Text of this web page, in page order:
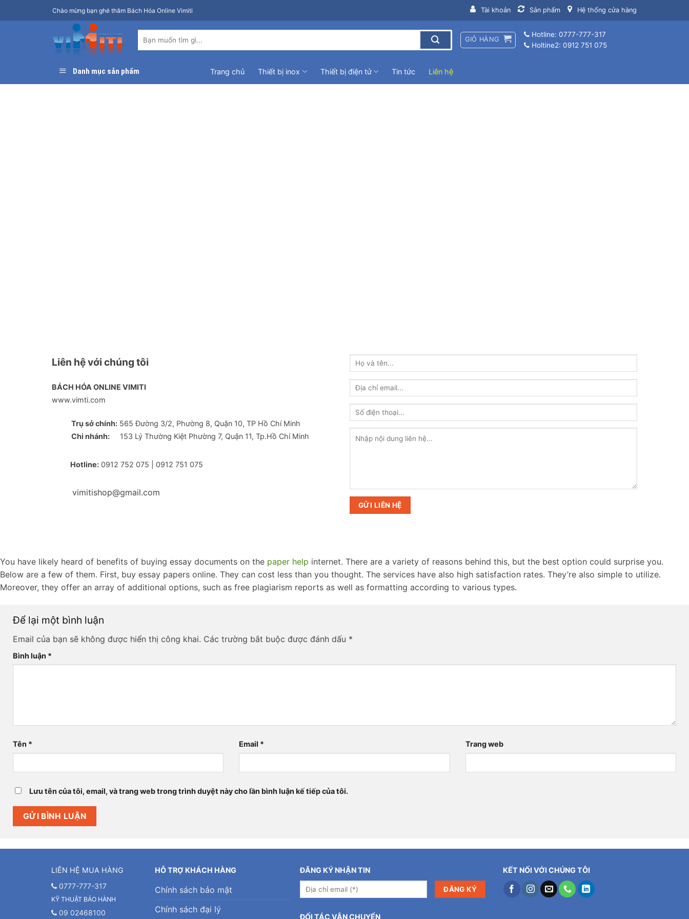
qua
Chào mừng bạn ghé thăm Bách Hóa Online Vimiti Tài khoản Sản phẩm Hệ thống cửa hàng
kiếm:
GIỎ HÀNG
Hotline: 0777-777-317
Holtine2: 0912 751 075
Danh mục sản phẩm Trang chủ Thiết bị inox Thiết bị điện tử Tin tức Liên hệ
Liên hệ với chúng tôi
BÁCH HÓA ONLINE VIMITI
www.vimti.com
Trụ sở chính:565 Đường 3/2, Phường 8, Quận 10, TP Hồ Chí Minh
Chi nhánh:153 Lý Thường Kiệt Phường 7, Quận 11, Tp.Hồ Chí Minh
Hotline:0912 752 075 | 0912 751 075
vimitishop@gmail.com
You have likely heard of benefits of buying essay documents on the paper help internet. There are a variety of reasons behind this, but the best option could surprise you.
Below are a few of them. First, buy essay papers online. They can cost less than you thought. The services have also high satisfaction rates. They’re also simple to utilize.
Moreover, they offer an array of additional options, such as free plagiarism reports as well as formatting according to various types.
Để lại một bình luận
Email của bạn sẽ không được hiển thị công khai. Các trường bắt buộc được đánh dấu *
Bình luận *
Tên * Email * Trang web
Lưu tên của tôi, email, và trang web trong trình duyệt này cho lần bình luận kế tiếp của tôi.
LIÊN HỆ MUA HÀNG
0777-777-317
KỸ THUẬT BẢO HÀNH
09 02468100
HỖ TRỢ KHÁCH HÀNG
Chính sách bảo mật
Chính sách đại lý
ĐĂNG KÝ NHẬN TIN
ĐỐI TÁC VẬN CHUYỂN
KẾT NỐI VỚI CHÚNG TÔI